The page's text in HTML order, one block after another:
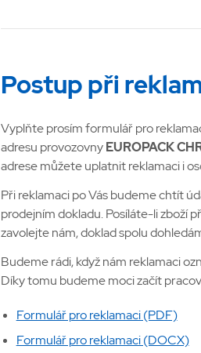
Postup při
Vyplňte prosím formulář pro
adresu provozovnyEUROPACK
adrese můžete uplatnit reklamaci i
Při reklamaci po Vás budeme chtít
prodejním dokladu. Posíláte-li zboží
zavolejte nám, doklad spolu
Budeme rádi, když nám reklamaci
Díky tomu budeme moci začít
Formulář pro reklamaci (PDF)
Formulář pro reklamaci (DOCX)